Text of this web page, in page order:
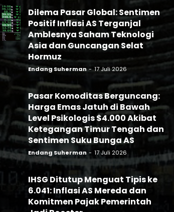
Dilema Pasar Global: Sentimen
Positif Inflasi AS Terganjal
Amblesnya Saham Teknologi
Asia dan Guncangan Selat
Hormuz
Endang Suherman - 17 Juli 2026
Pasar Komoditas Berguncang:
Harga Emas Jatuh di Bawah
Level Psikologis $4.000 Akibat
Ketegangan Timur Tengah dan
Sentimen Suku Bunga AS
Endang Suherman - 17 Juli 2026
IHSG Ditutup Menguat Tipis ke
6.041: Inflasi AS Mereda dan
Komitmen Pajak Pemerintah